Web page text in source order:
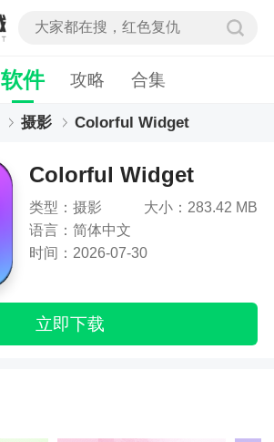
软件 攻略 合集
摄影 Colorful Widget
Colorful Widget
类型：摄影
大小：283.42 MB
语言：简体中文
时间：2026-07-30
立即下载